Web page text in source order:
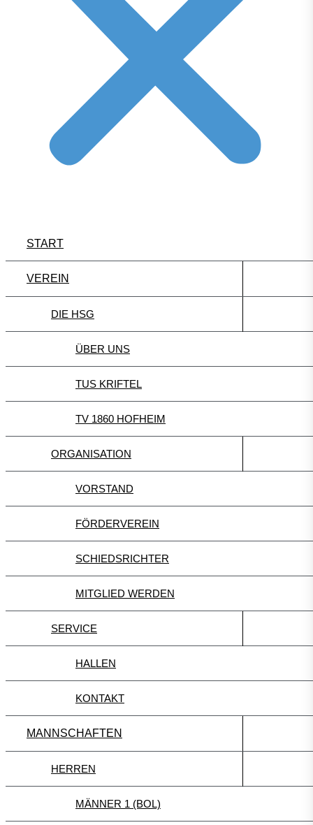
START
VEREIN
DIE HSG
ÜBER UNS
TUS KRIFTEL
TV 1860 HOFHEIM
ORGANISATION
VORSTAND
FÖRDERVEREIN
SCHIEDSRICHTER
MITGLIED WERDEN
SERVICE
HALLEN
KONTAKT
MANNSCHAFTEN
HERREN
MÄNNER 1 (BOL)